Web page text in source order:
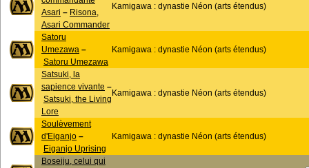
Asari – Risona,
Asari Commander
Kamigawa : dynastie Néon (arts étendus)
Satoru
Umezawa –
Satoru Umezawa
Kamigawa : dynastie Néon (arts étendus)
Satsuki, la
sapience vivante –
Satsuki, the Living
Lore
Kamigawa : dynastie Néon (arts étendus)
Soulèvement
d'Eiganjo –
Eiganjo Uprising
Kamigawa : dynastie Néon (arts étendus)
Boseiju, celui qui